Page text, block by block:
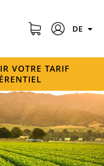
DE
VOTRE TARIF